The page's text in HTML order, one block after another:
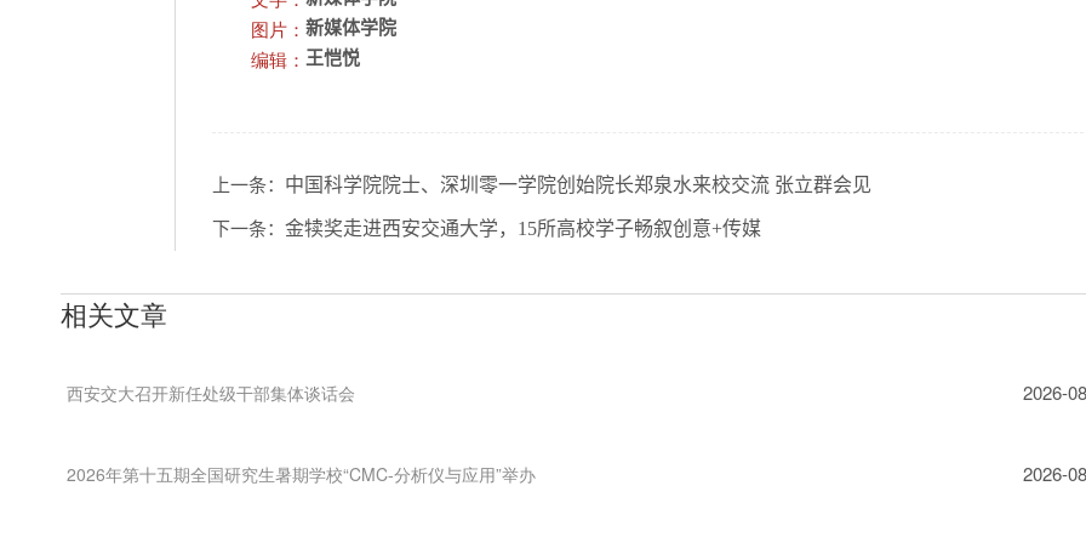
图片： 新媒体学院
编辑： 王恺悦
上一条： 中国科学院院士、深圳零一学院创始院长郑泉水来校交流 张立群会见
下一条： 金犊奖走进西安交通大学，15所高校学子畅叙创意+传媒
相关文章
西安交大召开新任处级干部集体谈话会 2026-
2026年第十五期全国研究生暑期学校“CMC-分析仪与应用”举办 2026-